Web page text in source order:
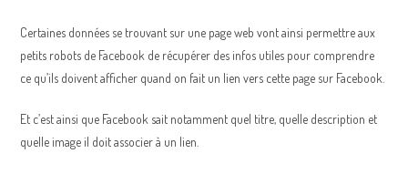
Certaines données se trouvant sur une page web vont ainsi permettre aux
petits robots de Facebook de récupérer des infos utiles pour comprendre
ce qu’ils doivent afficher quand on fait un lien vers cette page sur Facebook.
Et c’est ainsi que Facebook sait notamment quel titre, quelle description et
quelle image il doit associer à un lien.